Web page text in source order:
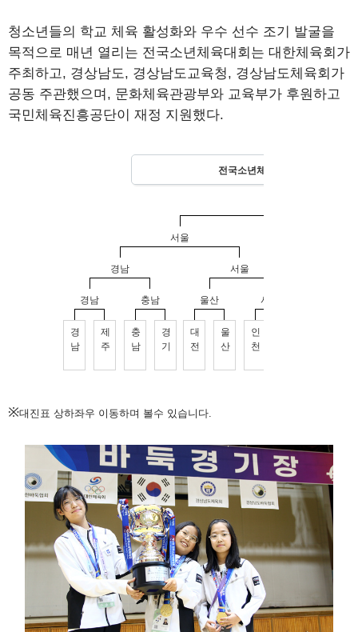
청소년들의 학교 체육 활성화와 우수 선수 조기 발굴을
목적으로 매년 열리는 전국소년체육대회는 대한체육회가
주최하고, 경상남도, 경상남도교육청, 경상남도체육회가
공동 주관했으며, 문화체육관광부와 교육부가 후원하고
국민체육진흥공단이 재정 지원했다.
※대진표 상하좌우 이동하며 볼수 있습니다.